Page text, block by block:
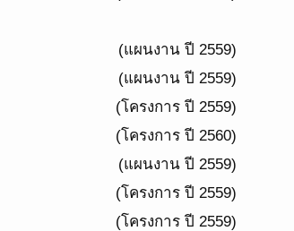
(แผนงาน ปี 2559)
(แผนงาน ปี 2559)
(โครงการ ปี 2559)
(โครงการ ปี 2560)
(แผนงาน ปี 2559)
(โครงการ ปี 2559)
(โครงการ ปี 2559)